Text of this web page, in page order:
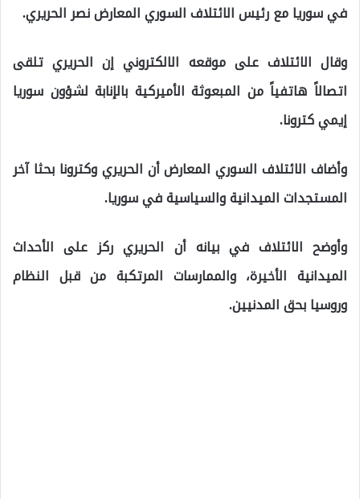
في سوريا مع رئيس الائتلاف السوري المعارض نصر الحريري.
وقال الائتلاف على موقعه الالكتروني إن الحريري تلقى
اتصالاً هاتفياً من المبعوثة الأميركية بالإنابة لشؤون سوريا
إيمي كترونا.
وأضاف الائتلاف السوري المعارض أن الحريري وكترونا بحثا آخر
المستجدات الميدانية والسياسية في سوريا.
وأوضح الائتلاف في بيانه أن الحريري ركز على الأحداث
الميدانية الأخيرة، والممارسات المرتكبة من قبل النظام
وروسيا بحق المدنيين.